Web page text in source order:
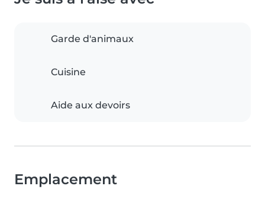
Garde d'animaux
Cuisine
Aide aux devoirs
Emplacement